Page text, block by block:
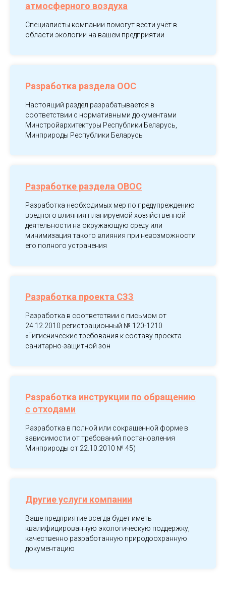
атмосферного воздуха
Специалисты компании помогут вести учёт в
области экологии на вашем предприятии
Разработка раздела ООС
Настоящий раздел разрабатывается в
соответствии с нормативными документами
Минстройархитектуры Республики Беларусь,
Минприроды Республики Беларусь
Разработке раздела ОВОС
Разработка необходимых мер по предупреждению
вредного влияния планируемой хозяйственной
деятельности на окружающую среду или
минимизация такого влияния при невозможности
его полного устранения
Разработка проекта СЗЗ
Разработка в соответствии с письмом от
24.12.2010 регистрационный № 120-1210
«Гигиенические требования к составу проекта
санитарно-защитной зон
Разработка инструкции по обращению
с отходами
Разработка в полной или сокращенной форме в
зависимости от требований постановления
Минприроды от 22.10.2010 № 45)
Другие услуги компании
Ваше предприятие всегда будет иметь
квалифицированную экологическую поддержку,
качественно разработанную природоохранную
документацию